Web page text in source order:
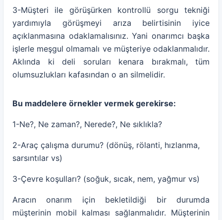
3-Müşteri ile görüşürken kontrollü sorgu tekniği
yardımıyla görüşmeyi arıza belirtisinin iyice
açıklanmasına odaklamalısınız. Yani onarımcı başka
işlerle meşgul olmamalı ve müşteriye odaklanmalıdır.
Aklında ki deli soruları kenara bırakmalı, tüm
olumsuzlukları kafasından o an silmelidir.
Bu maddelere örnekler vermek gerekirse:
1-Ne?, Ne zaman?, Nerede?, Ne sıklıkla?
2-Araç çalışma durumu? (dönüş, rölanti, hızlanma,
sarsıntılar vs)
3-Çevre koşulları? (soğuk, sıcak, nem, yağmur vs)
Aracın onarım için bekletildiği bir durumda
müşterinin mobil kalması sağlanmalıdır. Müşterinin